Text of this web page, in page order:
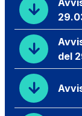
del